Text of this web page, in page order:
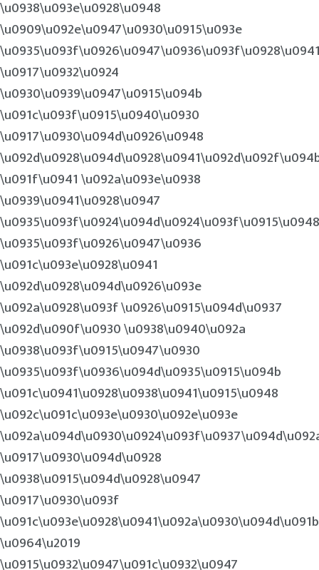
\u0938\u093e\u0928\u0948
\u0909\u092e\u0947\u0930\u0915\u093e
\u0917\u0932\u0924
\u0930\u0939\u0947\u0915\u094b
\u091c\u093f\u0915\u0940\u0930
\u0917\u0930\u094d\u0926\u0948
\u091f\u0941 \u092a\u093e\u0938
\u0939\u0941\u0928\u0947
\u0935\u093f\u0924\u094d\u0924\u093f\u0915\u0948
\u0935\u093f\u0926\u0947\u0936
\u091c\u093e\u0928\u0941
\u092d\u0928\u094d\u0926\u093e
\u092a\u0928\u093f \u0926\u0915\u094d\u0937
\u092d\u090f\u0930 \u0938\u0940\u092a
\u0938\u093f\u0915\u0947\u0930
\u0935\u093f\u0936\u094d\u0935\u0915\u094b
\u091c\u0941\u0928\u0938\u0941\u0915\u0948
\u092c\u091c\u093e\u0930\u092e\u093e
\u0917\u0930\u094d\u0928
\u0938\u0915\u094d\u0928\u0947
\u0917\u0930\u093f
\u091c\u093e\u0928\u0941\u092a\u0930\u094d\u091b
\u0964\u2019
\u0915\u0932\u0947\u091c\u0932\u0947